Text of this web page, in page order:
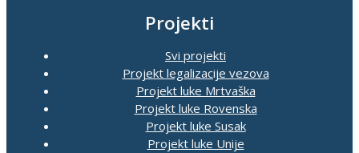
Projekti
Svi projekti
Projekt legalizacije vezova
Projekt luke Mrtvaška
Projekt luke Rovenska
Projekt luke Susak
Projekt luke Unije